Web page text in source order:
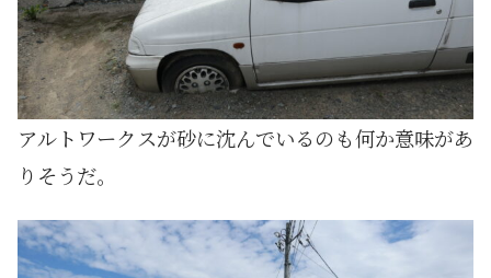
アルトワークスが砂に沈んでいるのも何か意味があ
りそうだ。